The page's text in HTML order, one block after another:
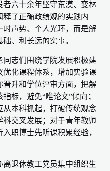
六十余年坚守荒漠、变林
释了正确政绩观的实践内
声势、个人光环，而是解
、利长远的实事。
同志们围绕学院发展积极建
化课程体系，增加实验课
升和学位评审方面，把解
标，避免“唯论文”倾向；
本科抓起，打破传统观念
交叉发展；对于青年教师
职博士先听课积累经验，
退休教工党员集中组织生